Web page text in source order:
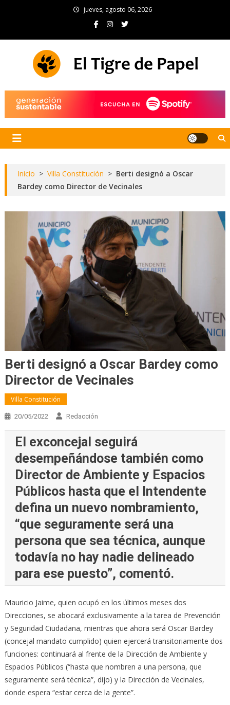
jueves, agosto 06, 2026
Inicio > Villa Constitución > Berti designó a Oscar
Bardey como Director de Vecinales
Berti designó a Oscar Bardey como
Director de Vecinales
Villa Constitución
20/05/2022 Redacción
El exconcejal seguirá
desempeñándose también como
Director de Ambiente y Espacios
Públicos hasta que el Intendente
defina un nuevo nombramiento,
“que seguramente será una
persona que sea técnica, aunque
todavía no hay nadie delineado
para ese puesto”, comentó.
Mauricio Jaime, quien ocupó en los últimos meses dos
Direcciones, se abocará exclusivamente a la tarea de Prevención
y Seguridad Ciudadana, mientras que ahora será Oscar Bardey
(concejal mandato cumplido) quien ejercerá transitoriamente dos
funciones: continuará al frente de la Dirección de Ambiente y
Espacios Públicos (“hasta que nombren a una persona, que
seguramente será técnica”, dijo) y la Dirección de Vecinales,
donde espera “estar cerca de la gente”.